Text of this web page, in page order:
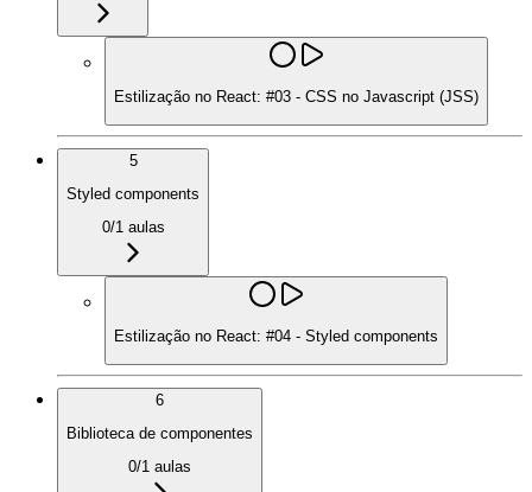
Estilização no React: #03 - CSS no Javascript (JSS)
5
Styled components
0/1aulas
Estilização no React: #04 - Styled components
6
Biblioteca de componentes
0/1 aulas